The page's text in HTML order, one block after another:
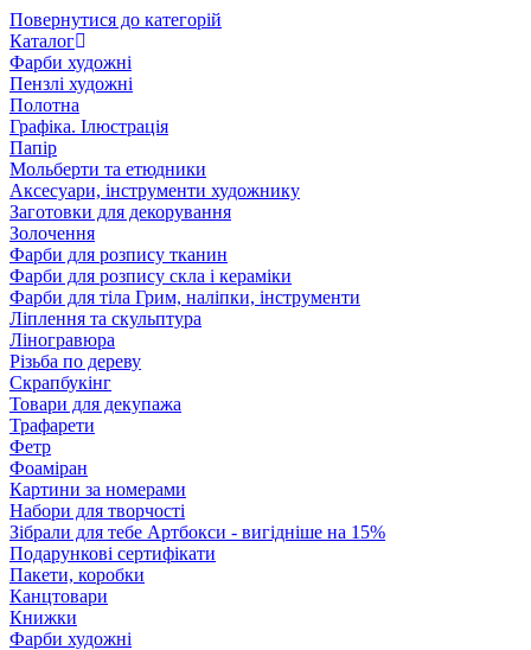
Повернутися до категорій
Каталог
Фарби художні
Пензлі художні
Полотна
Графіка. Ілюстрація
Папір
Мольберти та етюдники
Аксесуари, інструменти художнику
Заготовки для декорування
Золочення
Фарби для розпису тканин
Фарби для розпису скла і кераміки
Фарби для тіла Грим, наліпки, інструменти
Ліплення та скульптура
Ліногравюра
Різьба по дереву
Скрапбукінг
Товари для декупажа
Трафарети
Фетр
Фоаміран
Картини за номерами
Набори для творчості
Зібрали для тебе Артбокси - вигідніше на 15%
Подарункові сертифікати
Пакети, коробки
Канцтовари
Книжки
Фарби художні